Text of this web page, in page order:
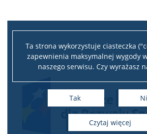
Ta strona wykorzystuje ciasteczka
zapewnienia maksymalnej wygody
naszego serwisu. Czy wyrażasz
Tak
czytaj więcej